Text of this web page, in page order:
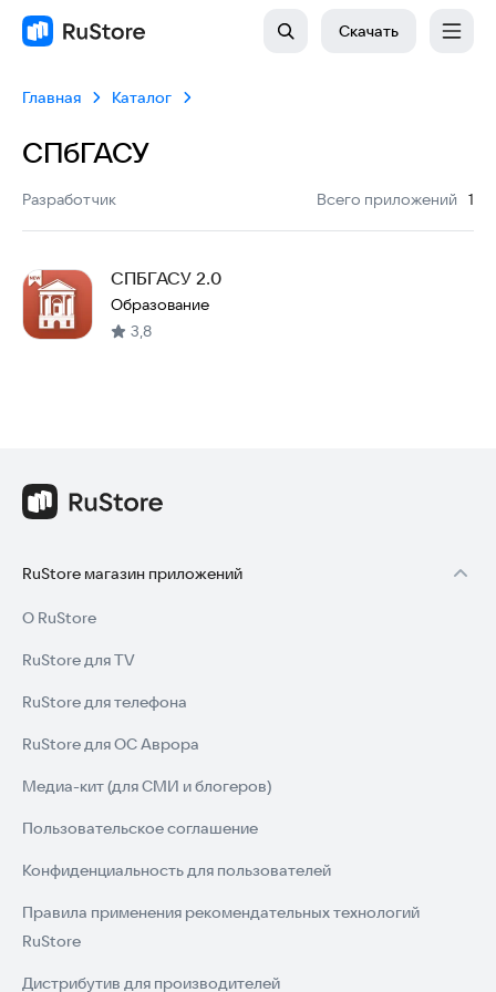
Скачать
Главная Каталог
СПбГАСУ
Разработчик Всего приложений
: 1
СПБГАСУ 2.0
Образование
3,8
RuStore магазин приложений
О RuStore
RuStore для TV
RuStore для телефона
RuStore для ОС Аврора
Медиа-кит (для СМИ и блогеров)
Пользовательское соглашение
Конфиденциальность для пользователей
Правила применения рекомендательных технологий
RuStore
Дистрибутив для производителей